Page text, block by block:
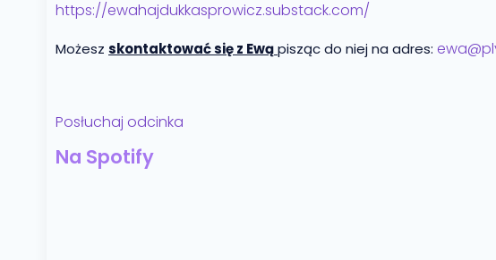
https://ewahajdukkasprowicz.substack.com/
Możesz skontaktować się z Ewąpisząc do niej na adres:
Posłuchaj odcinka
Na Spotify